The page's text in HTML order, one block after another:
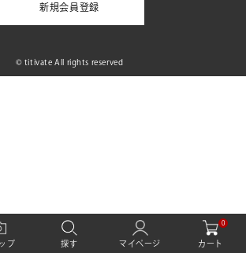
プ 探す マイページ カート
0
新規会員登録
© titivate All rights reserved